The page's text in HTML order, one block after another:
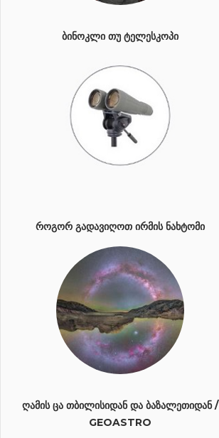
ᲑᲘᲜᲝᲙᲚᲘ ᲗᲣ ᲢᲔᲚᲔᲡᲙᲝᲞᲘ
ᲠᲝᲒᲝᲠ ᲒᲐᲓᲐᲕᲘᲦᲝᲗ ᲘᲠᲛᲘᲡ ᲜᲐᲮᲢᲝᲛᲘ
ᲦᲐᲛᲘᲡ ᲪᲐ ᲗᲑᲘᲚᲘᲡᲘᲓᲐᲜ ᲓᲐ ᲑᲐᲖᲐᲚᲔᲗᲘᲓᲐᲜ /
GEOASTRO